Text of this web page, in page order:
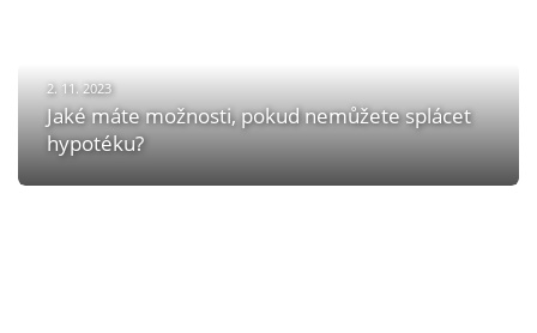
2. 11. 2023
Jaké máte možnosti, pokud nemůžete splácet
hypotéku?